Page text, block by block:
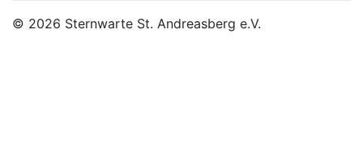
© 2026 Sternwarte St. Andreasberg e.V.